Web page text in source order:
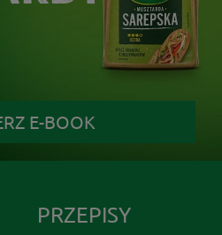
E-BOOK
PRZEPISY